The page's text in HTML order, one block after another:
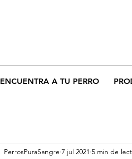
ENCUENTRA A TU PERRO
PerrosPuraSangre 7 jul 2021 5 min de